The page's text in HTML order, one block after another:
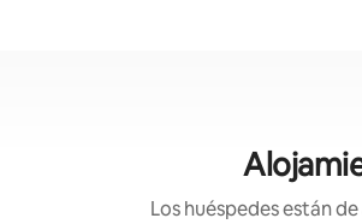
Los huéspedes están